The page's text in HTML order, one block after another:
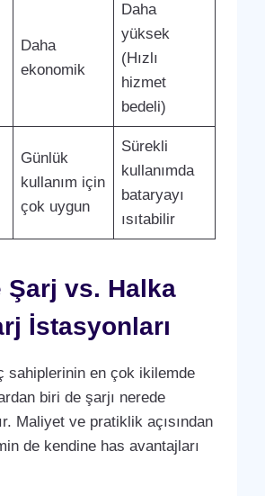
Daha
ekonomik
Daha
yüksek
(Hızlı
hizmet
bedeli)
Günlük
kullanım için
çok uygun
Sürekli
kullanımda
bataryayı
ısıtabilir
Şarj vs. Halka
İstasyonları
sahiplerinin en çok ikilemde
biri de şarjı nerede
Maliyet ve pratiklik açısından
de kendine has avantajları